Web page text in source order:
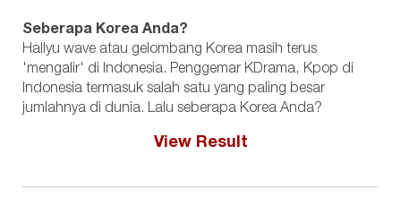
Seberapa Korea Anda?
Hallyu wave atau gelombang Korea masih terus
'mengalir' di Indonesia. Penggemar KDrama, Kpop di
Indonesia termasuk salah satu yang paling besar
jumlahnya di dunia. Lalu seberapa Korea Anda?
View Result